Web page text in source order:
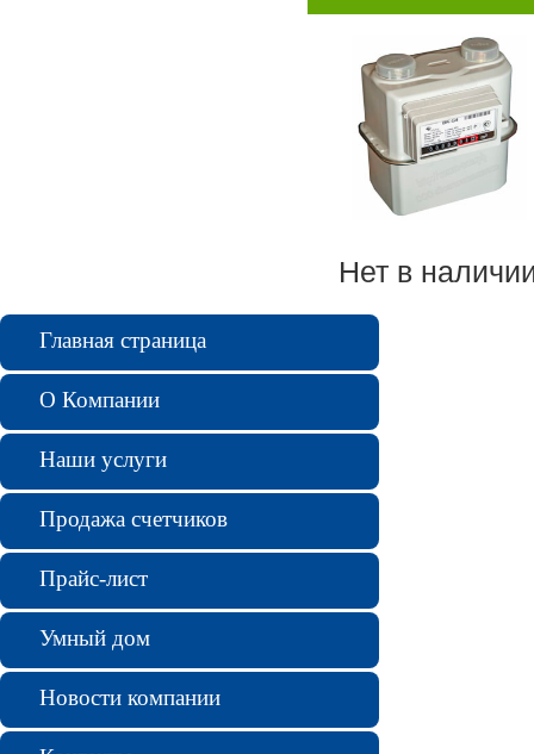
Нет в
Главная страница
О Компании
Наши услуги
Продажа счетчиков
Прайс-лист
Умный дом
Новости компании